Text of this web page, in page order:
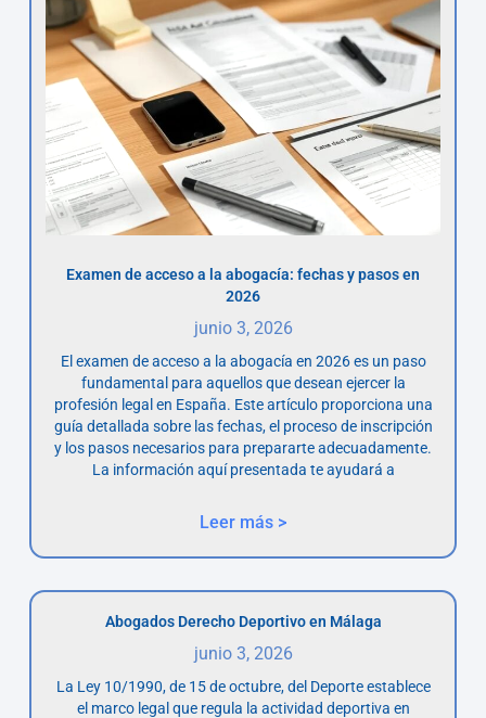
Examen de acceso a la abogacía: fechas y pasos en
2026
junio 3, 2026
El examen de acceso a la abogacía en 2026 es un paso
fundamental para aquellos que desean ejercer la
profesión legal en España. Este artículo proporciona una
guía detallada sobre las fechas, el proceso de inscripción
y los pasos necesarios para prepararte adecuadamente.
La información aquí presentada te ayudará a
Leer más >
Abogados Derecho Deportivo en Málaga
junio 3, 2026
La Ley 10/1990, de 15 de octubre, del Deporte establece
el marco legal que regula la actividad deportiva en